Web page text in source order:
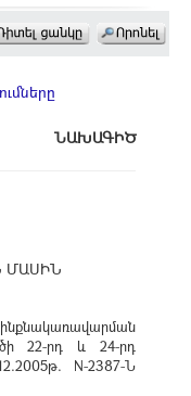
ՆԱԽԱԳԻԾ
ՄԱՍԻՆ
22-րդ և 24-րդ
N-2387-Ն